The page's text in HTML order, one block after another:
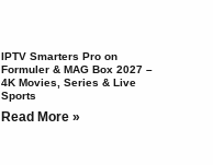
IPTV Smarters Pro on
Formuler & MAG Box 2027 –
4K Movies, Series & Live
Sports
Read More »